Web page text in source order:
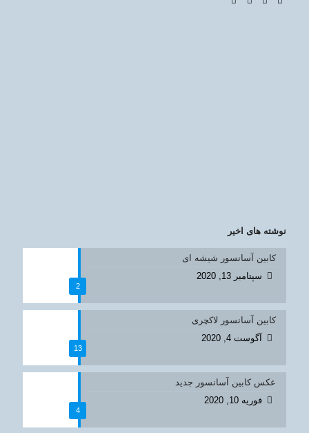
نوشته های اخیر
2
کابین آسانسور شیشه ای
سپتامبر 13, 2020
13
کابین آسانسور لاکچری
آگوست 4, 2020
4
عکس کابین آسانسور جدید
فوریه 10, 2020